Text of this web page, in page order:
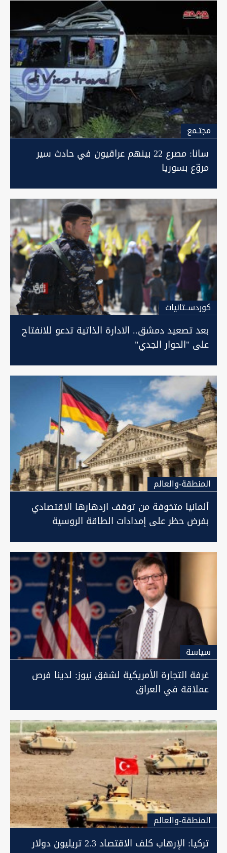
مجتـمع
سانا: مصرع 22 بينهم عراقيون في حادث سير
مروّع بسوريا
كوردســتانيات
بعد تصعيد دمشق.. الادارة الذاتية تدعو للانفتاح
على "الحوار الجدي"
المنطقة-والعالم
ألمانيا متخوفة من توقف ازدهارها الاقتصادي
بفرض حظر على إمدادات الطاقة الروسية
سیاسة
غرفة التجارة الأمريكية لشفق نيوز: لدينا فرص
عملاقة في العراق
المنطقة-والعالم
تركيا: الإرهاب كلف الاقتصاد 2.3 تريليون دولار